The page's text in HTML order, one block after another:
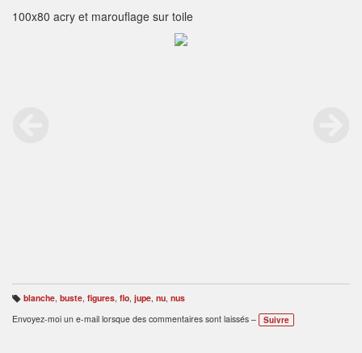
100x80 acry et marouflage sur toile
B
ali
s
blanche, buste, figures, flo, jupe, nu, nus
Envoyez-moi un e-mail lorsque des commentaires sont laissés –
Suivre